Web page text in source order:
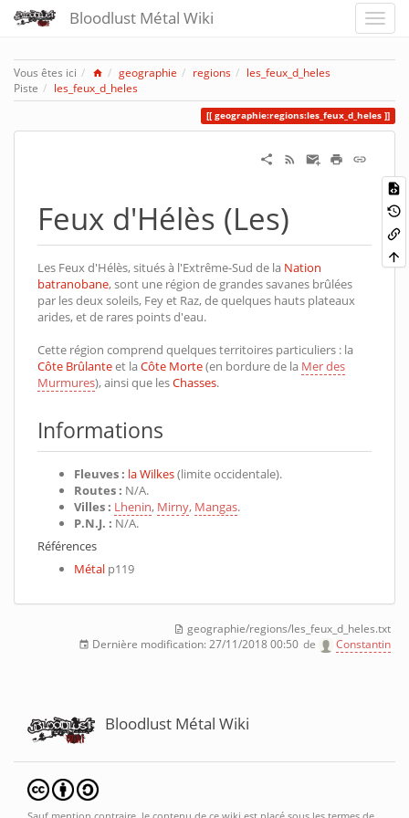
Bloodlust Métal Wiki
Vous êtes ici Homegeographie regions
les_feux_d_heles
Piste
les_feux_d_heles
geographie:regions:les_feux_d_heles
Feux d'Hélès (Les)
Les Feux d'Hélès, situés à l'Extrême-Sud de la Nation
batranobane, sont une région de grandes savanes brûlées
par les deux soleils, Fey et Raz, de quelques hauts plateaux
arides, et de rares points d'eau.
Cette région comprend quelques territoires particuliers : la
Côte Brûlanteet laCôte Morte(en bordure de la Mer des
Murmures), ainsi que lesChasses.
Informations
Fleuves : la Wilkes(limite occidentale).
Routes : N/A.
Villes : Lhenin, Mirny, Mangas.
P.N.J. : N/A.
Références
Métal p119
geographie/regions/les_feux_d_heles.txt
Dernière modification:27/11/2018 00:50 de Constantin
Bloodlust Métal Wiki